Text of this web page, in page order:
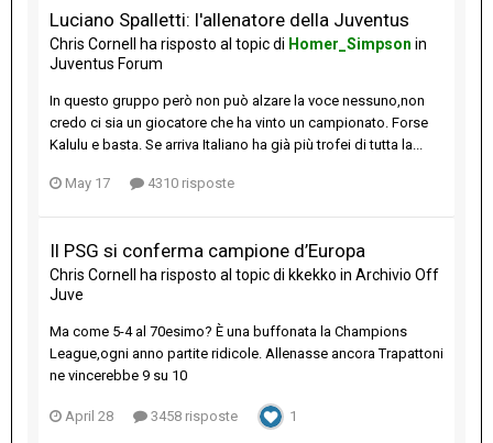
Luciano Spalletti: l'allenatore della Juventus
Chris Cornell ha risposto al topic di Homer_Simpson in
Juventus Forum
In questo gruppo però non può alzare la voce nessuno,non
credo ci sia un giocatore che ha vinto un campionato. Forse
Kalulu e basta. Se arriva Italiano ha già più trofei di tutta la...
May 17 4310 risposte
Il PSG si conferma campione d’Europa
Chris Cornell ha risposto al topic di kkekko in Archivio Off
Juve
Ma come 5-4 al 70esimo? È una buffonata la Champions
League,ogni anno partite ridicole. Allenasse ancora Trapattoni
ne vincerebbe 9 su 10
April 28 3458 risposte 1